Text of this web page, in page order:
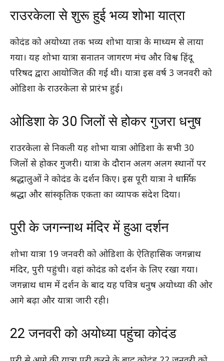
राउरकेला से शुरू हुई भव्य शोभा यात्रा
कोदंड को अयोध्या तक भव्य शोभा यात्रा के माध्यम से लाया
गया। यह शोभा यात्रा सनातन जागरण मंच और विश्व हिंदू
परिषद द्वारा आयोजित की गई थी। यात्रा इस वर्ष 3 जनवरी को
ओडिशा के राउरकेला से प्रारंभ हुई।
ओडिशा के 30 जिलों से होकर गुजरा धनुष
राउरकेला से निकली यह शोभा यात्रा ओडिशा के सभी 30
जिलों से होकर गुजरी। यात्रा के दौरान अलग अलग स्थानों पर
श्रद्धालुओं ने कोदंड के दर्शन किए। इस पूरी यात्रा ने धार्मिक
श्रद्धा और सांस्कृतिक एकता का व्यापक संदेश दिया।
पुरी के जगन्नाथ मंदिर में हुआ दर्शन
शोभा यात्रा 19 जनवरी को ओडिशा के ऐतिहासिक जगन्नाथ
मंदिर, पुरी पहुंची। वहां कोदंड को दर्शन के लिए रखा गया।
जगन्नाथ धाम में दर्शन के बाद यह पवित्र धनुष अयोध्या की ओर
आगे बढ़ा और यात्रा जारी रही।
22 जनवरी को अयोध्या पहुंचा कोदंड